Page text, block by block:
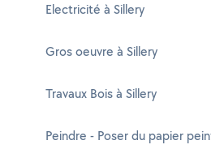
Electricité à Sillery
Gros oeuvre à Sillery
Travaux Bois à Sillery
Peindre - Poser du papier